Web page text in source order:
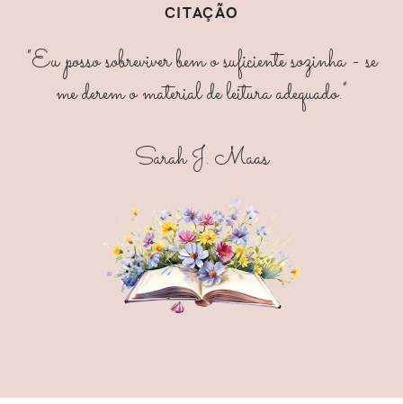
CITAÇÃO
"Eu posso sobreviver bem o suficiente sozinha - se
me derem o material de leitura adequado."
Sarah J. Maas